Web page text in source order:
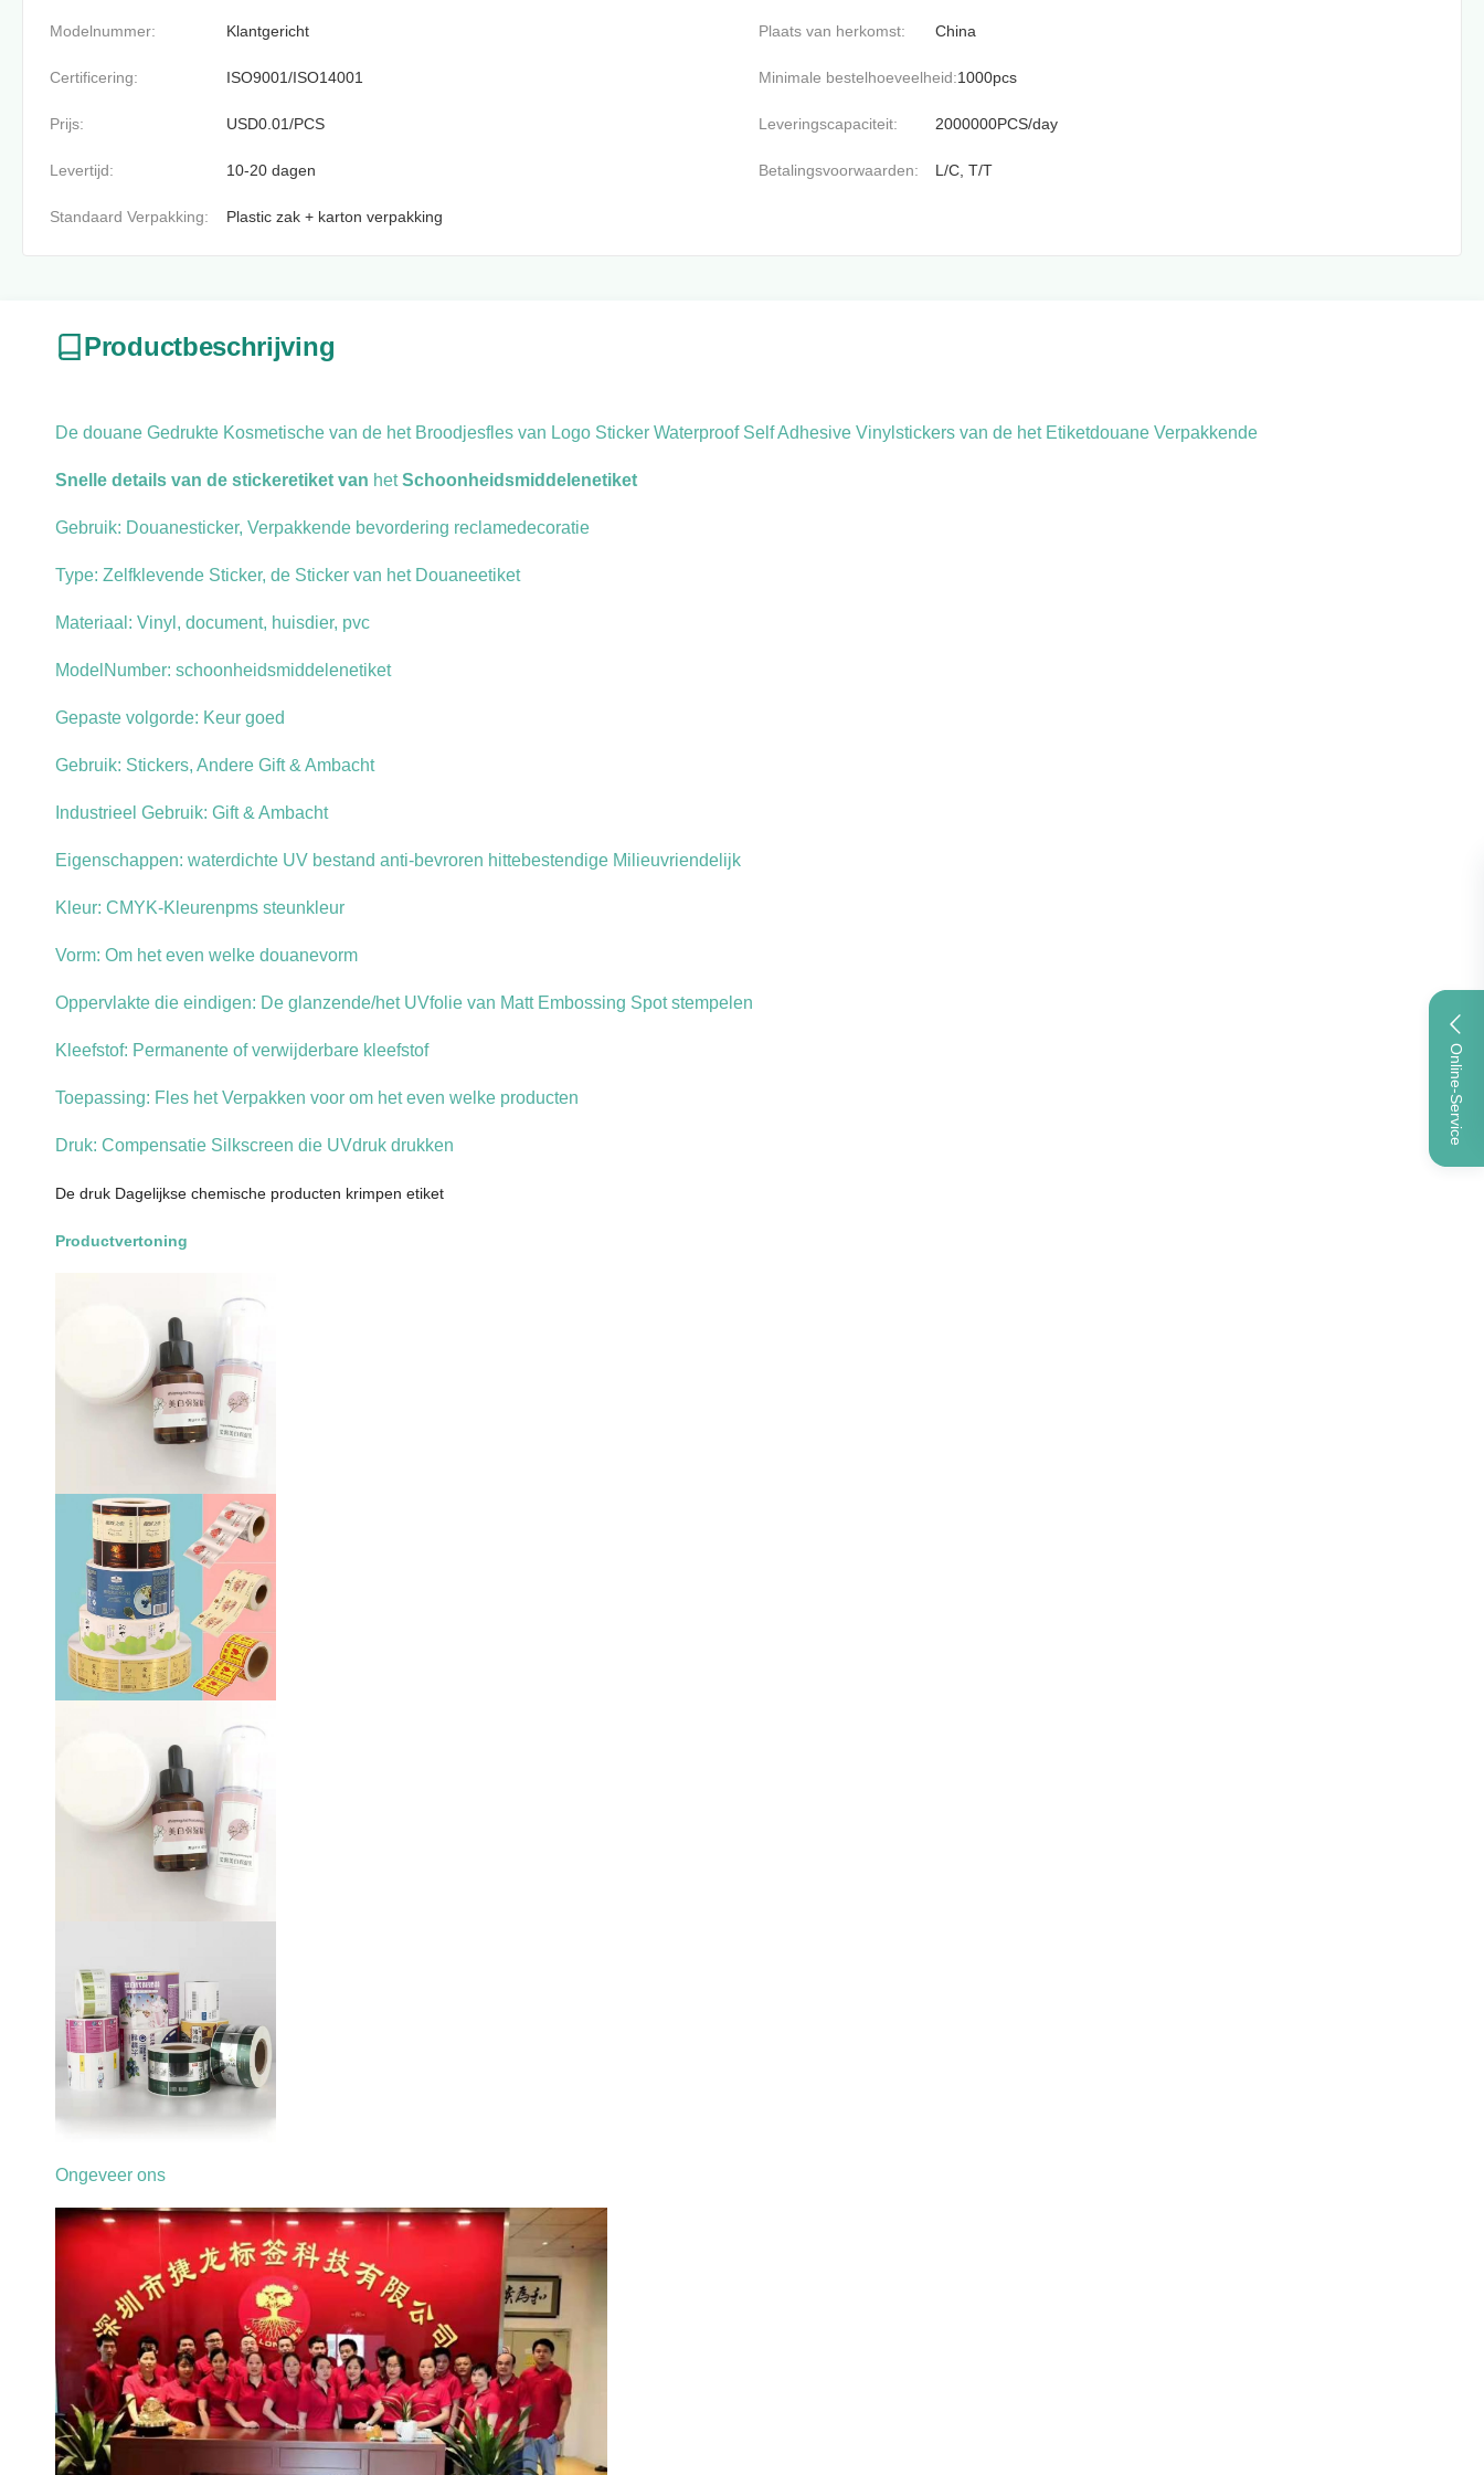
Online-Service
Modelnummer: Klantgericht Plaats van herkomst: China
Certificering: ISO9001/ISO14001 Minimale bestelhoeveelheid:1000pcs
Prijs: USD0.01/PCS Leveringscapaciteit: 2000000PCS/day
Levertijd: 10-20 dagen Betalingsvoorwaarden: L/C, T/T
Standaard Verpakking: Plastic zak + karton verpakking
Productbeschrijving
De douane Gedrukte Kosmetische van de het Broodjesfles van Logo Sticker Waterproof Self Adhesive Vinylstickers van de het Etiketdouane Verpakkende
Snelle details van de stickeretiket van hetSchoonheidsmiddelenetiket
Gebruik: Douanesticker, Verpakkende bevordering reclamedecoratie
Type: Zelfklevende Sticker, de Sticker van het Douaneetiket
Materiaal: Vinyl, document, huisdier, pvc
ModelNumber: schoonheidsmiddelenetiket
Gepaste volgorde: Keur goed
Gebruik: Stickers, Andere Gift & Ambacht
Industrieel Gebruik: Gift & Ambacht
Eigenschappen: waterdichte UV bestand anti-bevroren hittebestendige Milieuvriendelijk
Kleur: CMYK-Kleurenpms steunkleur
Vorm: Om het even welke douanevorm
Oppervlakte die eindigen: De glanzende/het UVfolie van Matt Embossing Spot stempelen
Kleefstof: Permanente of verwijderbare kleefstof
Toepassing: Fles het Verpakken voor om het even welke producten
Druk: Compensatie Silkscreen die UVdruk drukken
De druk Dagelijkse chemische producten krimpen etiket
Productvertoning
Ongeveer ons